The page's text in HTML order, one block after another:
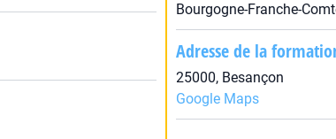
Bourgogne-Franche-
Adresse de la
25000, Besançon
Google Maps